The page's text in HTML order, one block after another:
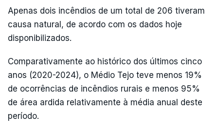
Apenas dois incêndios de um total de 206 tiveram
causa natural, de acordo com os dados hoje
disponibilizados.
Comparativamente ao histórico dos últimos cinco
anos (2020-2024), o Médio Tejo teve menos 19%
de ocorrências de incêndios rurais e menos 95%
de área ardida relativamente à média anual deste
período.